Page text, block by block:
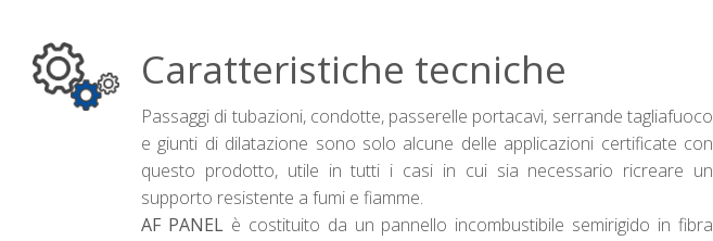
Caratteristiche tecniche
Passaggi di tubazioni, condotte, passerelle portacavi, serrande tagliafuoco
e giunti di dilatazione sono solo alcune delle applicazioni certificate con
questo prodotto, utile in tutti i casi in cui sia necessario ricreare un
supporto resistente a fumi e fiamme.
AF PANEL è costituito da un pannello incombustibile semirigido in fibra